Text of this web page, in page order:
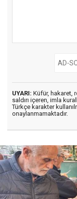
UYARI: Küfür, hakaret,
saldırı içeren, imla
Türkçe karakter
onaylanmamaktadır.